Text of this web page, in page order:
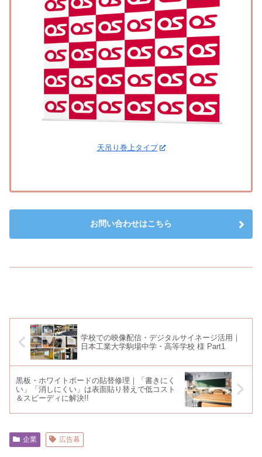
天吊り巻上タイプ
お問い合わせはこちら
学校での映像配信・デジタルサイネージ活用｜
日本工業大学駒場中学・高等学校 様 Part1
黒板・ホワイトボードの貼替修理｜「書きにく
い」「消しにくい」は表面貼り替えで低コスト
＆スピーディに解決!!
企業 広告幕